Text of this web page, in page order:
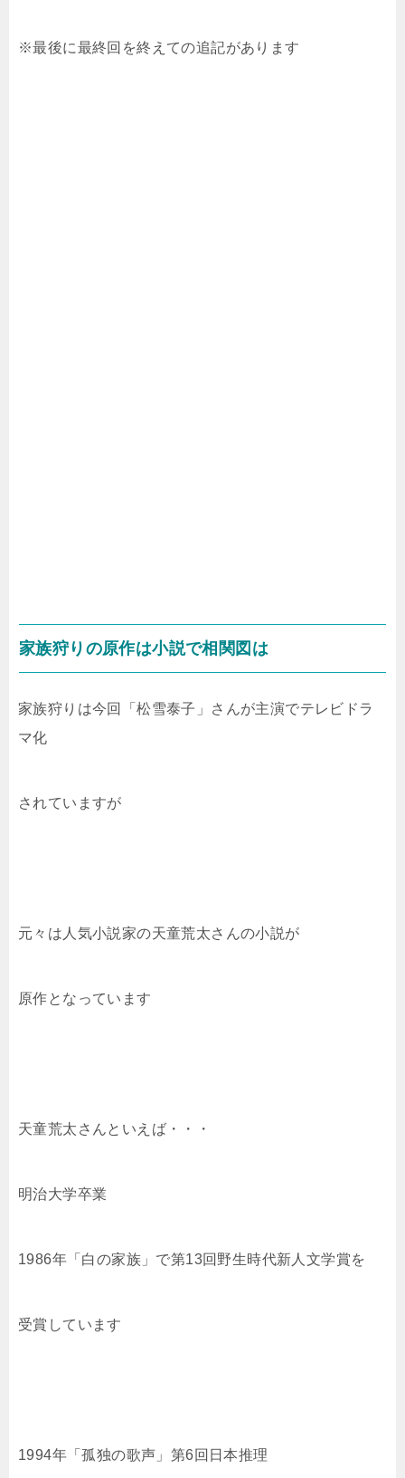
※最後に最終回を終えての追記があります
家族狩りの原作は小説で相関図は
家族狩りは今回「松雪泰子」さんが主演でテレビドラ
マ化
されていますが
元々は人気小説家の天童荒太さんの小説が
原作となっています
天童荒太さんといえば・・・
明治大学卒業
1986年「白の家族」で第13回野生時代新人文学賞を
受賞しています
1994年「孤独の歌声」第6回日本推理